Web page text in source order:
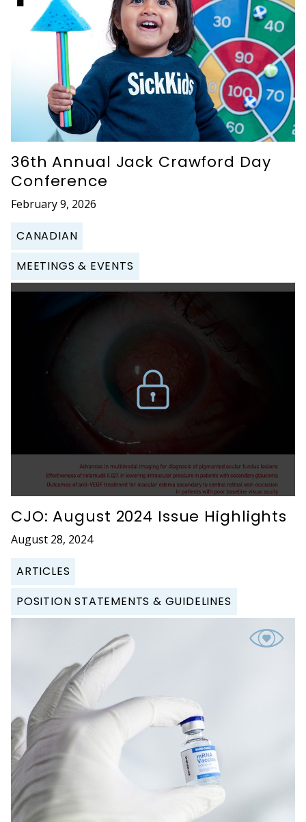
36th Annual Jack Crawford Day
Conference
February 9, 2026
CANADIAN
MEETINGS & EVENTS
CJO: August 2024 Issue Highlights
August 28, 2024
ARTICLES
POSITION STATEMENTS & GUIDELINES